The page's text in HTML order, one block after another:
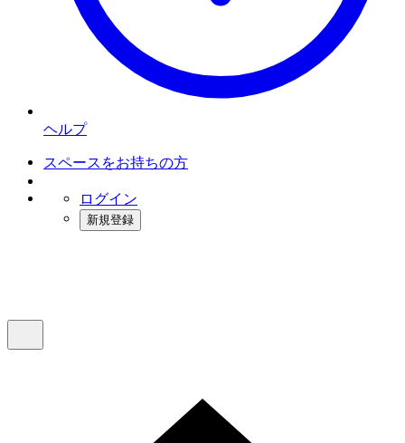
ヘルプ
スペースをお持ちの方
ログイン
新規登録